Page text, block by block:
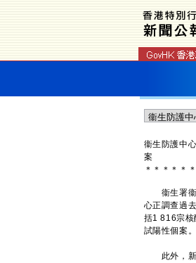
衞生防護中
案
＊ ＊ ＊ ＊ ＊ ＊
衞生署衞
心正調查過
括1 816宗核
試陽性個案。
此外，新